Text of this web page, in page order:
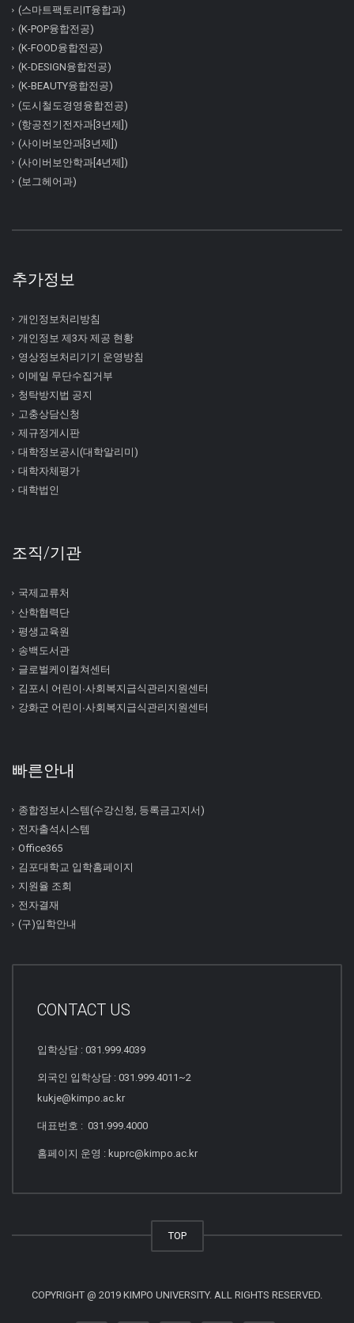
(스마트팩토리IT융합과)
(K-POP융합전공)
(K-FOOD융합전공)
(K-DESIGN융합전공)
(K-BEAUTY융합전공)
(도시철도경영융합전공)
(항공전기전자과[3년제])
(사이버보안과[3년제])
(사이버보안학과[4년제])
(보그헤어과)
추가정보
개인정보처리방침
개인정보 제3자 제공 현황
영상정보처리기기 운영방침
이메일 무단수집거부
청탁방지법 공지
고충상담신청
제규정게시판
대학정보공시(대학알리미)
대학자체평가
대학법인
조직/기관
국제교류처
산학협력단
평생교육원
송백도서관
글로벌케이컬쳐센터
김포시 어린이∙사회복지급식관리지원센터
강화군 어린이∙사회복지급식관리지원센터
빠른안내
종합정보시스템(수강신청, 등록금고지서)
전자출석시스템
Office365
김포대학교 입학홈페이지
지원율 조회
전자결재
(구)입학안내
CONTACT US
입학상담 : 031.999.4039
외국인 입학상담 : 031.999.4011~2
kukje@kimpo.ac.kr
대표번호 : 031.999.4000
홈페이지 운영 : kuprc@kimpo.ac.kr
TOP
COPYRIGHT @ 2019 KIMPO UNIVERSITY. ALL RIGHTS RESERVED.